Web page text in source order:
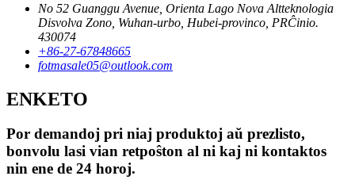
No 52 Guanggu Avenue, Orienta Lago Nova Altteknologia
Disvolva Zono, Wuhan-urbo, Hubei-provinco, PRĈinio.
430074
+86-27-67848665
fotmasale05@outlook.com
ENKETO
Por demandoj pri niaj produktoj aŭ prezlisto,
bonvolu lasi vian retpoŝton al ni kaj ni kontaktos
nin ene de 24 horoj.